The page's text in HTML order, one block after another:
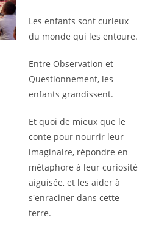
Les enfants sont curieux
du monde qui les entoure.
Entre Observation et
Questionnement, les
enfants grandissent.
Et quoi de mieux que le
conte pour nourrir leur
imaginaire, répondre en
métaphore à leur curiosité
aiguisée, et les aider à
s'enraciner dans cette
terre.